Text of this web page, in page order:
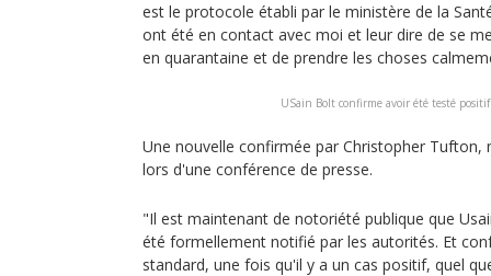
est le protocole établi par le ministère de la
ont été en contact avec moi et leur dire de se
en quarantaine et de prendre les choses
USain Bolt confirme avoir été testé
Une nouvelle confirmée par Christopher Tufton,
lors d'une conférence de presse.
"Il est maintenant de notoriété publique que
été formellement notifié par les autorités. Et
standard, une fois qu'il y a un cas positif, quel